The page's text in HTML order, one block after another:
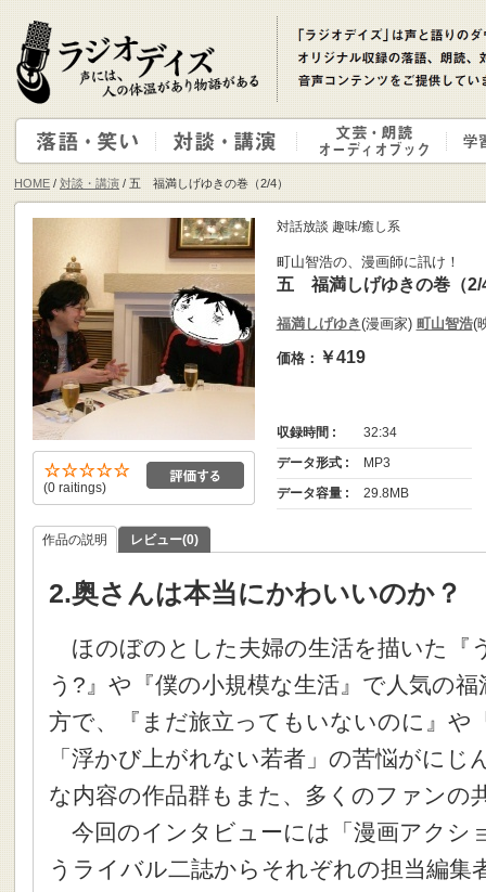
HOME / 対談・講演 / 五 福満しげゆきの巻（2/4）
(0 raitings)
対話放談 趣味/癒し系
町山智浩の、漫画師に訊け！
五 福満しげゆきの巻（2/
福満しげゆき(漫画家) 町山智浩(
価格： ￥419
収録時間 :
32:34
データ形式 :
MP3
データ容量 :
29.8MB
作品の説明 レビュー(0)
2.奥さんは本当にかわいいのか？
ほのぼのとした夫婦の生活を描いた『
う?』や『僕の小規模な生活』で人気の
方で、『まだ旅立ってもいないのに』や
「浮かび上がれない若者」の苦悩がにじ
な内容の作品群もまた、多くのファンの
今回のインタビューには「漫画アクシ
うライバル二誌からそれぞれの担当編集